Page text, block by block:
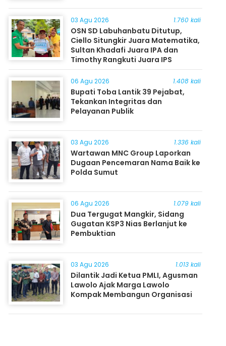
03 Agu 2026 1.760 kali
OSN SD Labuhanbatu Ditutup,
Ciello Situngkir Juara Matematika,
Sultan Khadafi Juara IPA dan
Timothy Rangkuti Juara IPS
06 Agu 2026 1.408 kali
Bupati Toba Lantik 39 Pejabat,
Tekankan Integritas dan
Pelayanan Publik
03 Agu 2026 1.336 kali
Wartawan MNC Group Laporkan
Dugaan Pencemaran Nama Baik ke
Polda Sumut
06 Agu 2026 1.079 kali
Dua Tergugat Mangkir, Sidang
Gugatan KSP3 Nias Berlanjut ke
Pembuktian
03 Agu 2026 1.013 kali
Dilantik Jadi Ketua PMLI, Agusman
Lawolo Ajak Marga Lawolo
Kompak Membangun Organisasi